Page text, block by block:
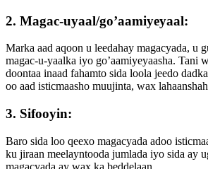
2. Magac-uyaal/go’aamiyeyaal:
Marka aad aqoon u leedahay magacyada, u
magac-u-yaalka iyo go’aamiyeyaasha. Tani
doontaa inaad fahamto sida loola jeedo
oo aad isticmaasho muujinta, wax
3. Sifooyin:
Baro sida loo qeexo magacyada adoo
ku jiraan meelayntooda jumlada iyo sida ay
magacyada ay wax ka beddelaan.